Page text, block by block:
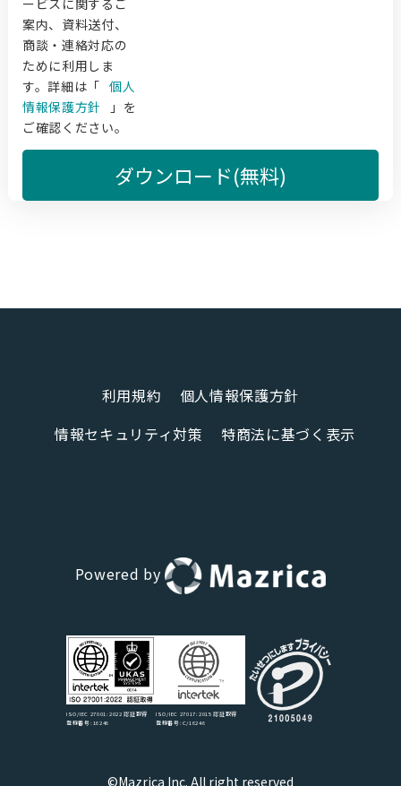
案内、資料送付、
商談・連絡対応の
ために利用しま
す。詳細は「 個人
情報保護方針
」を
ご確認ください。
ダウンロード(無料)
利用規約
個人情報保護方針
情報セキュリティ対策
特商法に基づく表示
Powered by
ISO/IEC 27001:2022 認証取得
登録番号:16246
ISO/IEC 27017:2015 認証取得
登録番号:C/16246
©Mazrica Inc. All right reserved